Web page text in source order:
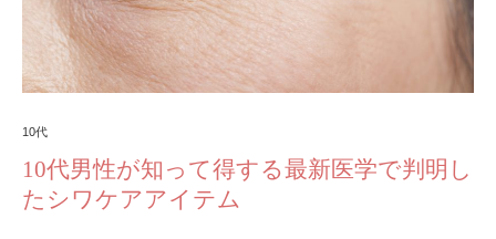
10代
10代男性が知って得する最新医学で判明し
たシワケアアイテム